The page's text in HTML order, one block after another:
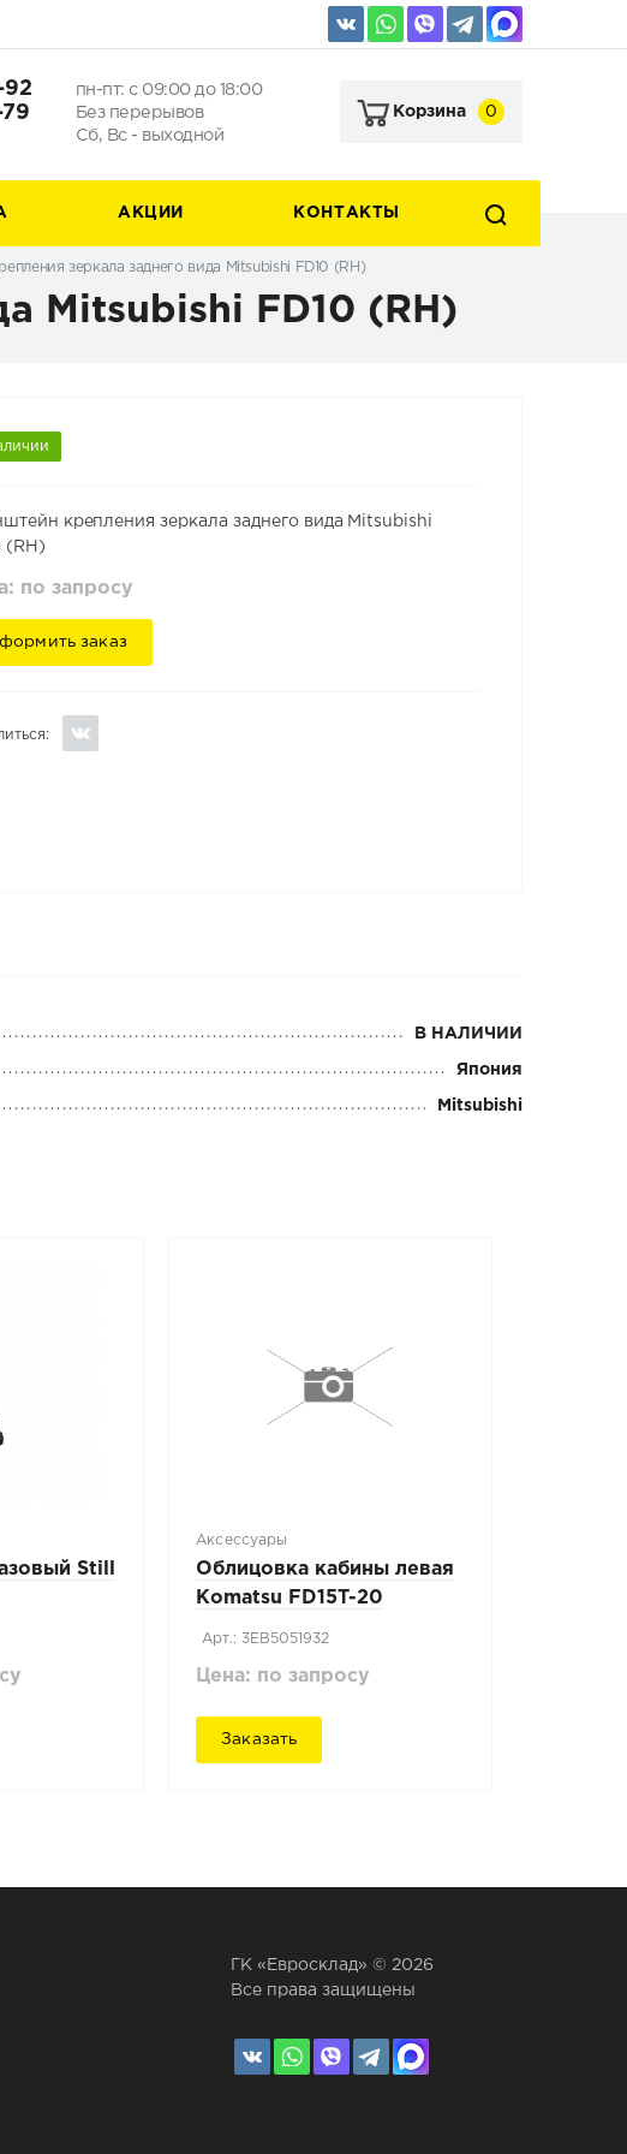
пн-пт: с 09:00 до 18:00
Без перерывов
Сб, Вс - выходной
Корзина 0
АКЦИИ КОНТАКТЫ
зеркала заднего вида Mitsubishi FD10 (RH)
Mitsubishi FD10 (RH)
крепления зеркала заднего вида Mitsubishi
(RH)
по запросу
заказ
В НАЛИЧИИ
Япония
Mitsubishi
Still
Аксессуары
Облицовка кабины левая
Komatsu FD15T-20
Арт.: 3EB5051932
Цена: по запросу
Заказать
ГК «Евросклад» © 2026
Все права защищены